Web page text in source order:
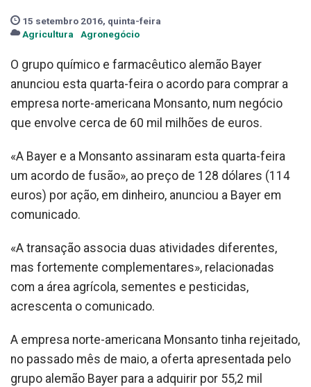
15 setembro 2016, quinta-feira
Agricultura
Agronegócio
O grupo químico e farmacêutico alemão Bayer
anunciou esta quarta-feira o acordo para comprar a
empresa norte-americana Monsanto, num negócio
que envolve cerca de 60 mil milhões de euros.
«A Bayer e a Monsanto assinaram esta quarta-feira
um acordo de fusão», ao preço de 128 dólares (114
euros) por ação, em dinheiro, anunciou a Bayer em
comunicado.
«A transação associa duas atividades diferentes,
mas fortemente complementares», relacionadas
com a área agrícola, sementes e pesticidas,
acrescenta o comunicado.
A empresa norte-americana Monsanto tinha rejeitado,
no passado mês de maio, a oferta apresentada pelo
grupo alemão Bayer para a adquirir por 55,2 mil